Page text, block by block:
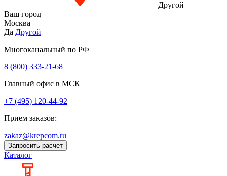
Другой
Ваш город
Москва
Да Другой
Многоканальный по РФ
8 (800) 333‑21-68
Главный офис в МСК
+7 (495) 120-44-92
Прием заказов:
zakaz@krepcom.ru
Запросить расчет
Каталог